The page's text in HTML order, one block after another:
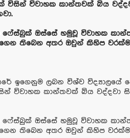
විසින් විවාහක කාන්තවක් බිය
ෆේස්බුක් ඔස්සේ හමුවූ විවාහක
තිබෙන අතර ඔවුන් කිහිප වරක්ම
ඉගෙනුම ලබන විශ්ව විද්‍යාලයේ
විවාහක කාන්තවක් බිය වද්දවා
ෆේස්බුක් ඔස්සේ හමුවූ විවාහක
තිබෙන අතර ඔවුන් කිහිප වරක්ම